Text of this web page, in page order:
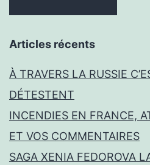
Articles récents
À TRAVERS LA RUSSIE
DÉTESTENT
INCENDIES EN FRANCE,
ET VOS COMMENTAIRES
SAGA XENIA FEDOROVA